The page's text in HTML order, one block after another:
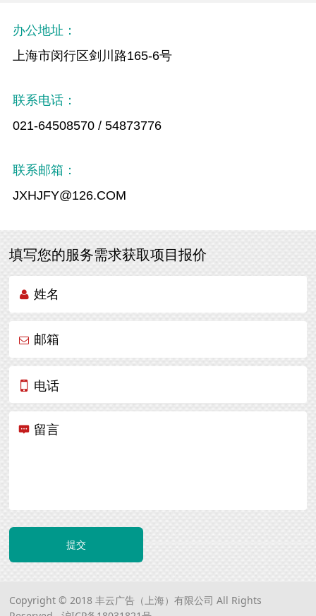
办公地址：
上海市闵行区剑川路165-6号
联系电话：
021-64508570 / 54873776
联系邮箱：
JXHJFY@126.COM
填写您的服务需求获取项目报价
姓名
邮箱
电话
留言
提交
Copyright © 2018 丰云广告（上海）有限公司 All Rights